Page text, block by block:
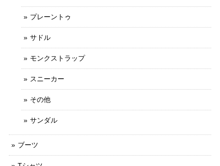
プレーントゥ
サドル
モンクストラップ
スニーカー
その他
サンダル
ブーツ